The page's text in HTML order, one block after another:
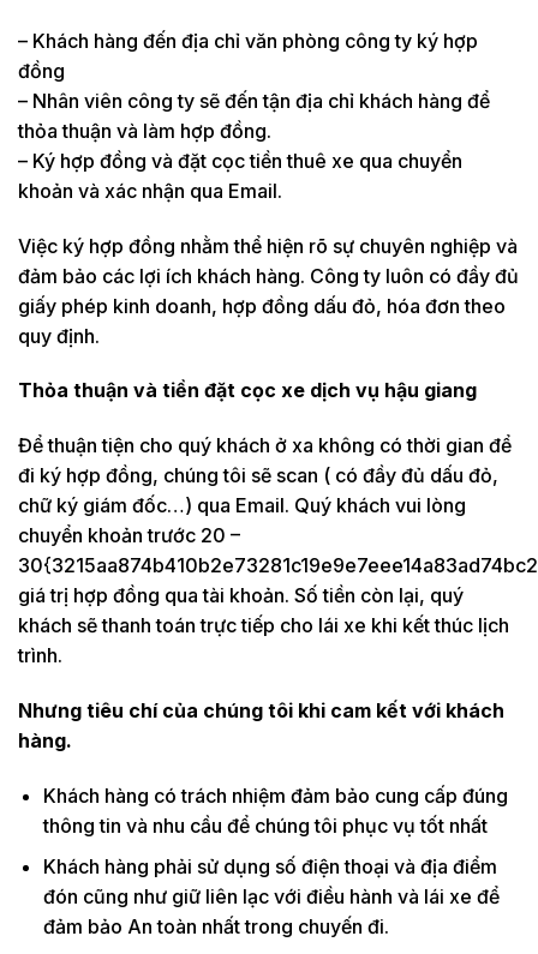
– Khách hàng đến địa chỉ văn phòng công ty ký hợp
đồng
– Nhân viên công ty sẽ đến tận địa chỉ khách hàng để
thỏa thuận và làm hợp đồng.
– Ký hợp đồng và đặt cọc tiền thuê xe qua chuyển
khoản và xác nhận qua Email.
Việc ký hợp đồng nhằm thể hiện rõ sự chuyên nghiệp và
đảm bảo các lợi ích khách hàng. Công ty luôn có đầy đủ
giấy phép kinh doanh, hợp đồng dấu đỏ, hóa đơn theo
quy định.
Thỏa thuận và tiền đặt cọc xe dịch vụ hậu giang
Để thuận tiện cho quý khách ở xa không có thời gian để
đi ký hợp đồng, chúng tôi sẽ scan ( có đầy đủ dấu đỏ,
chữ ký giám đốc…) qua Email. Quý khách vui lòng
chuyển khoản trước 20 –
giá trị hợp đồng qua tài khoản. Số tiền còn lại, quý
khách sẽ thanh toán trực tiếp cho lái xe khi kết thúc lịch
trình.
Nhưng tiêu chí của chúng tôi khi cam kết với khách
hàng.
Khách hàng có trách nhiệm đảm bảo cung cấp đúng
thông tin và nhu cầu để chúng tôi phục vụ tốt nhất
Khách hàng phải sử dụng số điện thoại và địa điểm
đón cũng như giữ liên lạc với điều hành và lái xe để
đảm bảo An toàn nhất trong chuyến đi.